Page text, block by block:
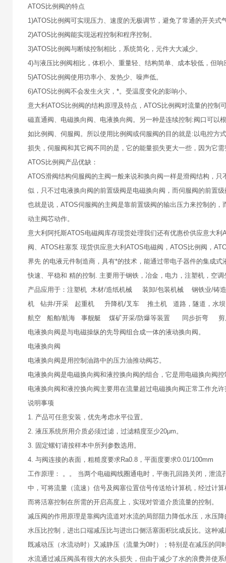
ATOS比例阀的特点
1)ATOS比例阀可实现压力、速度的无极调节，避免了常通的开关式
2)ATOS比例阀能实现远程控制和程序控制。
3)ATOS比例阀与断续控制相比，系统简化，元件大大减少。
4)与液压比例阀相比，体积小、重量轻、结构简单、成本较低，但
5)ATOS比例阀使用功率小、发热少、噪声低。
6)ATOS比例阀不会发生火灾，*。受温度变化的影响小。
意大利ATOS比例阀的结构原理及特点，ATOS比例阀对流量的控
磁直通阀、电磁换向阀、电液换向阀。另一种是连续控制:阀口可以
如比例阀、伺服阀。所以使用比例阀或伺服阀的目的就是:以电控方
损失，伺服阀和其它阀不同的是，它的能量损失更大一些，因为它
ATOS比例阀产品优缺：
ATOS滑阀结构伺服阀的主阀一般来说和换向阀一样是滑阀结构，
似，只不过电液换向阀的前置级阀是电磁换向阀，而伺服阀的前置
也就是说，ATOS伺服阀的主阀是靠前置级阀的输出压力来控制的
动主阀芯动作。
意大利阿托斯ATOS电磁阀库存现货处理我们还有优惠价供应意大
阀、ATOS柱塞泵 现货供应意大利ATOS电磁阀，ATOS比例阀，
界先 的电液元件制造商，具有*的技术，能通过带电子器件的集成
快速、平稳和 精的控制. 主要用于钢铁，冶金，电力，注塑机，空
产品应用于：注塑机 木材/造纸机械 装卸/包装机械 钢铁业/
机 钻井/开采 起重机 升降机/叉车 推土机 道路，隧道，
航空 船舶/航海 事舰艇 煤矿开采/防爆等装置 同步折弯 剪
电液换向阀是与电磁操纵的先导阀组合成一体的液动换向阀。
电液换向阀
电液换向阀是用控制油路中的压力油推动阀芯。
电液换向阀是电磁换向阀和液控换向阀的组合，它是用电磁换向阀
电液换向阀和液控换向阀主要用在流量超过电磁换向阀正常工作允
说明事项
1. 产品可任意安装，优先考虑水平位置。
2. 液压系统所用介质必须过滤，过滤精度至少20μm。
3. 固定螺钉请按样本中所列参数选用。
4. 与阀连接的表面，粗糙度要求Ra0.8，平面度要求0.01/100mm
工作原理： 。。 当两个电磁阀线圈通电时，平衡孔回路关闭，泄
中，可将流量（流速）信号及阀塞位置信号传送给计算机，经过计
而将活塞控制在所需的开启高度上，实现对管道介质流量的控制。
减压阀的作用原理是靠阀内流道对水流的局部阻力降低水压，水压
水压比控制，进出口端减压比与进出口侧活塞面积比成反比。这种
既减动压（水流动时）又减静压（流量为0时）；特别是在减压的同
水流通过减压阀虽有很大的水头损失，但由于减少了水的浪费并使